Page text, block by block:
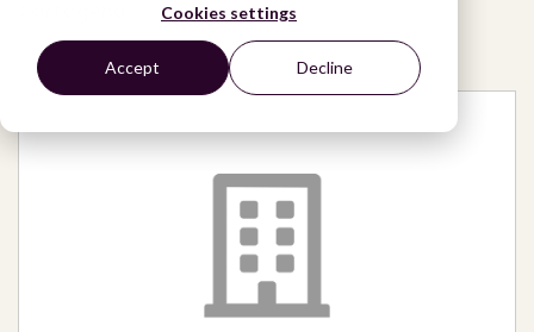
Cookies settings
Accept Decline